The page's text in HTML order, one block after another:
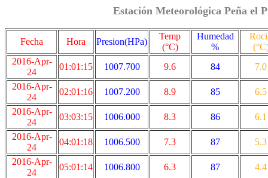
Estación Meteorológica Peña el
Fecha Hora Presion(HPa)
Temp
(°C)
Humedad
%
2016-Apr-
24
01:01:15 1007.700 9.6 84
7.0
2016-Apr-
24
02:01:16 1007.200 8.9 85
6.5
2016-Apr-
24
03:03:15 1006.000 8.3 86
6.1
2016-Apr-
24
04:01:18 1006.500 7.3 87
5.3
2016-Apr-
24
05:01:14 1006.800 6.3 87
4.4